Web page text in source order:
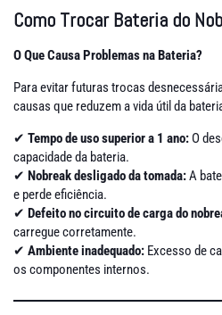
Como Trocar Bateria do
O Que Causa Problemas na Bateria?
Para evitar futuras trocas
causas que reduzem a vida útil da
✔ Tempo de uso superior a 1 ano: O
capacidade da bateria.
✔ Nobreak desligado da tomada:A
e perde eficiência.
✔ Defeito no circuito de carga do
carregue corretamente.
✔ Ambiente inadequado: Excesso de
os componentes internos.